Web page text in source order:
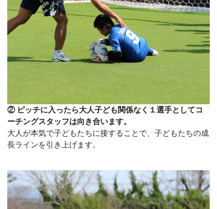
② ピッチに入ったら大人子ども関係なく１選手としてコ
ーチングスタッフは向き合います。
大人が本気で子どもたちに接することで、子どもたちの成
長ラインを引き上げます。